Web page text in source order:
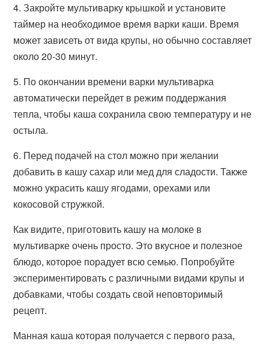
4. Закройте мультиварку крышкой и установите
таймер на необходимое время варки каши. Время
может зависеть от вида крупы, но обычно составляет
около 20-30 минут.
5. По окончании времени варки мультиварка
автоматически перейдет в режим поддержания
тепла, чтобы каша сохранила свою температуру и не
остыла.
6. Перед подачей на стол можно при желании
добавить в кашу сахар или мед для сладости. Также
можно украсить кашу ягодами, орехами или
кокосовой стружкой.
Как видите, приготовить кашу на молоке в
мультиварке очень просто. Это вкусное и полезное
блюдо, которое порадует всю семью. Попробуйте
экспериментировать с различными видами крупы и
добавками, чтобы создать свой неповторимый
рецепт.
Манная каша которая получается с первого раза,